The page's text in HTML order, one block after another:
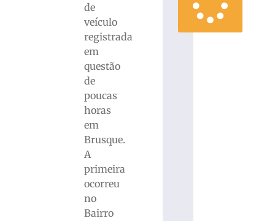
de
veículo
registrada
em
questão
de
poucas
horas
em
Brusque.
A
primeira
ocorreu
no
Bairro